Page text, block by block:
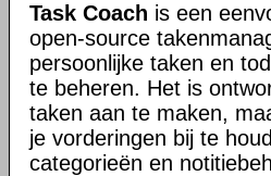
Task Coach is een
open-source
persoonlijke taken en
te beheren. Het is
taken aan te maken,
je vorderingen bij te
categorieën en